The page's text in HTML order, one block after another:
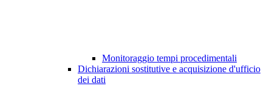
Monitoraggio tempi procedimentali
Dichiarazioni sostitutive e acquisizione d'ufficio
dei dati